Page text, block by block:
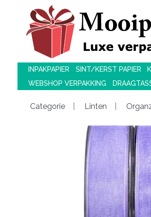
INPAKPAPIER SINT/KERST PAPIER
WEBSHOP VERPAKKING
Categorie Linten